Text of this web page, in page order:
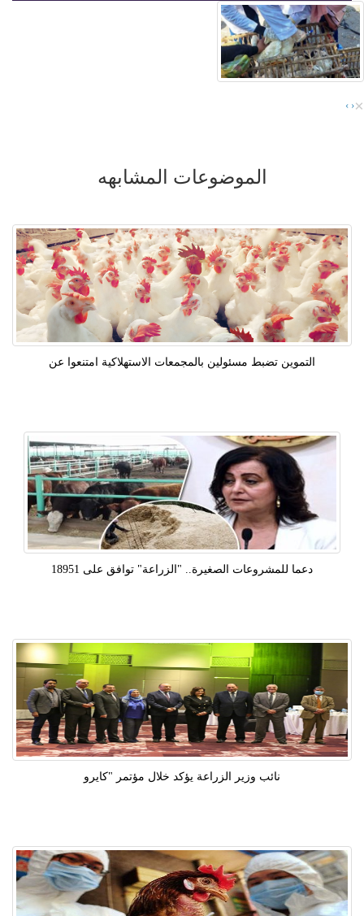
‹
› ×
الموضوعات المشابهه
التموين تضبط مسئولين بالمجمعات الاستهلاكية امتنعوا عن
دعما للمشروعات الصغيرة.. "الزراعة" توافق على 18951
نائب وزير الزراعة يؤكد خلال مؤتمر "كايرو